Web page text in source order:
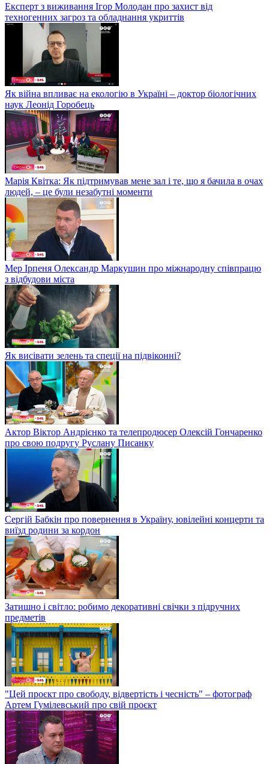
Експерт з виживання Ігор Молодан про захист від
техногенних загроз та обладнання укриттів
Як війна впливає на екологію в Україні – доктор біологічних
наук Леонід Горобець
Марія Квітка: Як підтримував мене зал і те, що я бачила в очах
людей, – це були незабутні моменти
Мер Ірпеня Олександр Маркушин про міжнародну співпрацю
з відбудови міста
Як висівати зелень та спеції на підвіконні?
Актор Віктор Андрієнко та телепродюсер Олексій Гончаренко
про свою подругу Руслану Писанку
Сергій Бабкін про повернення в Україну, ювілейні концерти та
виїзд родини за кордон
Затишно і світло: робимо декоративні свічки з підручних
предметів
"Цей проєкт про свободу, відвертість і чесність" – фотограф
Артем Гумілевський про свій проєкт